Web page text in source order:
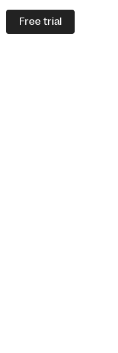
Free trial